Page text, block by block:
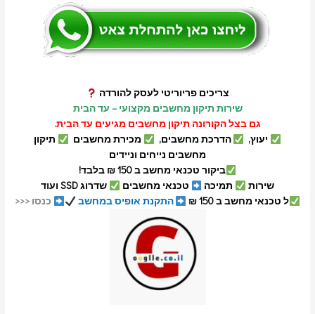
צריכים פריוריטי לעסק להורדה
שירות תיקון מחשבים מקצועי – עד הבית
גם בצל הקורונה תיקון מחשבים מגיעים עד הבית.
יעוץ,
הדרכת מחשבים, מכירת מחשבים
תיקון
מחשבים נייחים וניידים
ביקור טכנאי מחשב ב 150 ₪ בלבד!
שירות
תמיכה טכנאי מחשבים
שדרוג SSD ועוד
ל טכנאי מחשב ב 150 ₪
התקנת אופיס במחשב כנסו <<<